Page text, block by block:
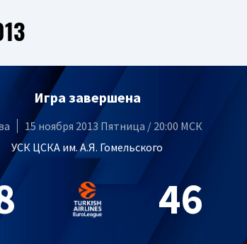
Игра завершена
15 ноября 2013 Пятница / 20:00 МСК
УСК ЦСКА им. А.Я. Гомельского
46